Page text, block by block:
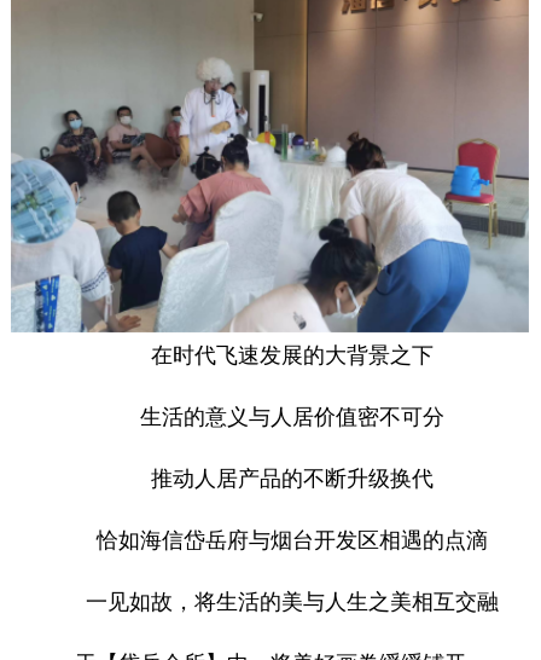
在时代飞速发展的大背景之下
生活的意义与人居价值密不可分
推动人居产品的不断升级换代
恰如海信岱岳府与烟台开发区相遇的点滴
一见如故，将生活的美与人生之美相互交融